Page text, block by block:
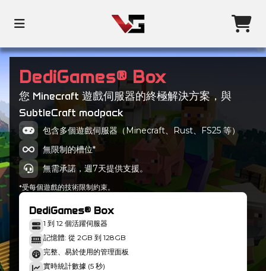
DediGames® Box
您 Minecraft 遊戲伺服器的終極解決方案，與
SubtleCraft modpack
包含多個遊戲伺服器（Minecraft、Rust、FS25 等）
無限制的槽位*
無需承諾，週7天提供支援。
*受每個遊戲的技術限制約束。
DediGames® Box
1 到 12 個活躍伺服器
記憶體: 從 2GB 到 128GB
完整、易於使用的管理面板
實時統計數據 (5 秒)